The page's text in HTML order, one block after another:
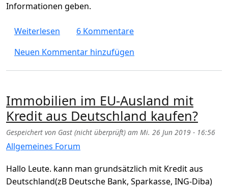
Informationen geben.
Weiterlesen über Wie Privatinsolvenz beantragen
6 Kommentare
Neuen Kommentar hinzufügen
Immobilien im EU-Ausland mit
Kredit aus Deutschland kaufen?
Gespeichert von Gast (nicht überprüft) am Mi. 26 Jun 2019 - 16:56
Allgemeines Forum
Hallo Leute. kann man grundsätzlich mit Kredit aus
Deutschland(zB Deutsche Bank, Sparkasse, ING-Diba)